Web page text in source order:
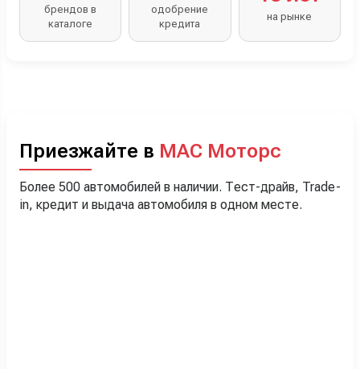
брендов в
каталоге
одобрение
кредита
на рынке
Приезжайте в МАС Моторс
Более 500 автомобилей в наличии. Тест-драйв, Trade-
in, кредит и выдача автомобиля в одном месте.